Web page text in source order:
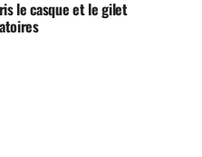
le casque et le gilet